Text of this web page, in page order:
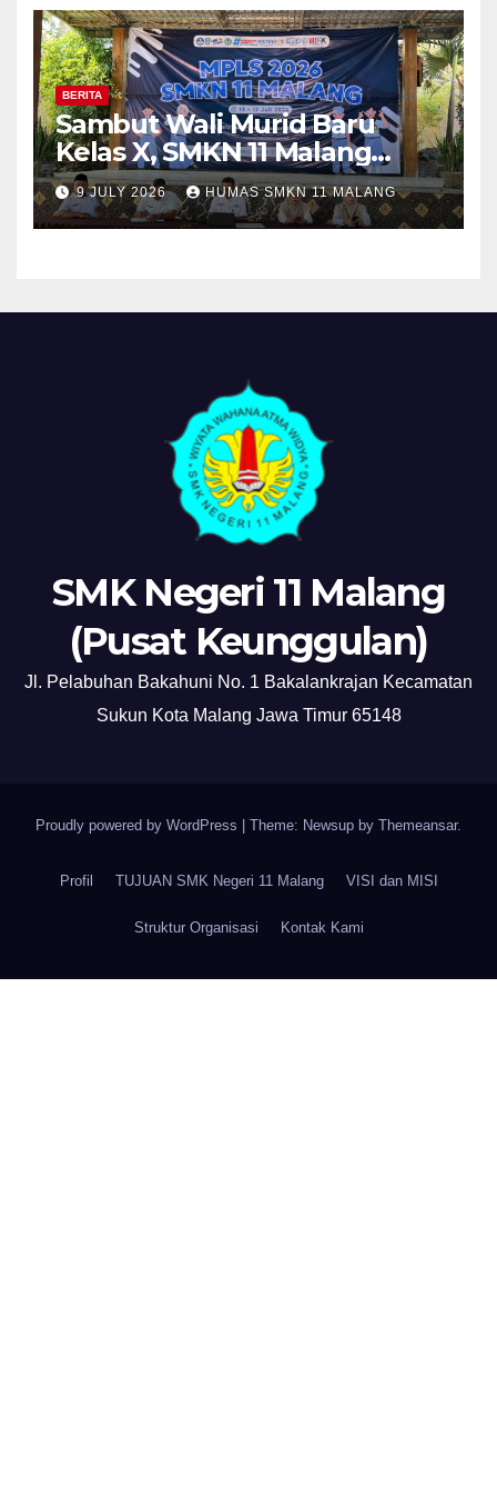
BERITA
Sambut Wali Murid Baru
Kelas X, SMKN 11 Malang
Sosialisasikan Komitmen
“MPLS Ramah”
9 JULY 2026 HUMAS SMKN 11 MALANG
SMK Negeri 11 Malang
(Pusat Keunggulan)
Jl. Pelabuhan Bakahuni No. 1 Bakalankrajan Kecamatan
Sukun Kota Malang Jawa Timur 65148
Proudly powered by WordPress Theme: Newsup by Themeansar.
Profil TUJUAN SMK Negeri 11 Malang VISI dan MISI
Struktur Organisasi Kontak Kami